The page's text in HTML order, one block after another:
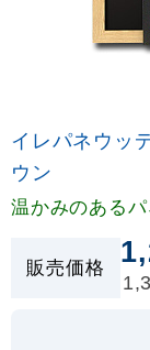
イレパネウッ
ウン
温かみのあるパ
販売価格